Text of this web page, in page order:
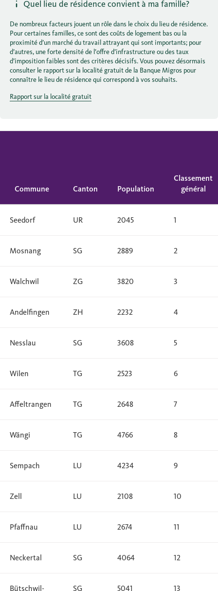
Quel lieu de résidence convient à ma famille?
De nombreux facteurs jouent un rôle dans le choix du lieu de résidence.
Pour certaines familles, ce sont des coûts de logement bas ou la
proximité d’un marché du travail attrayant qui sont importants; pour
d’autres, une forte densité de l’offre d’infrastructure ou des taux
d’imposition faibles sont des critères décisifs. Vous pouvez désormais
consulter le rapport sur la localité gratuit de la Banque Migros pour
connaître le lieu de résidence qui correspond à vos souhaits.
Rapport sur la localité gratuit
Commune Canton Population
Classement
général
Seedorf UR 2045 1
Mosnang SG 2889 2
Walchwil ZG 3820 3
Andelfingen ZH 2232 4
Nesslau SG 3608 5
Wilen TG 2523 6
Affeltrangen TG 2648 7
Wängi TG 4766 8
Sempach LU 4234 9
Zell LU 2108 10
Pfaffnau LU 2674 11
Neckertal SG 4064 12
Bütschwil- SG 5041 13